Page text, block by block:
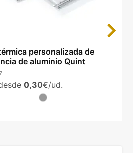
personalizada de
de aluminio Quint
0,30€/ud.
Next